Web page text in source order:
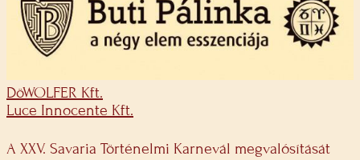
DöWOLFER Kft.
Luce Innocente Kft.
A XXV. Savaria Történelmi Karnevál megvalósítását